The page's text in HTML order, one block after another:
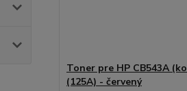
Toner pre HP CB543A
(125A) - červený